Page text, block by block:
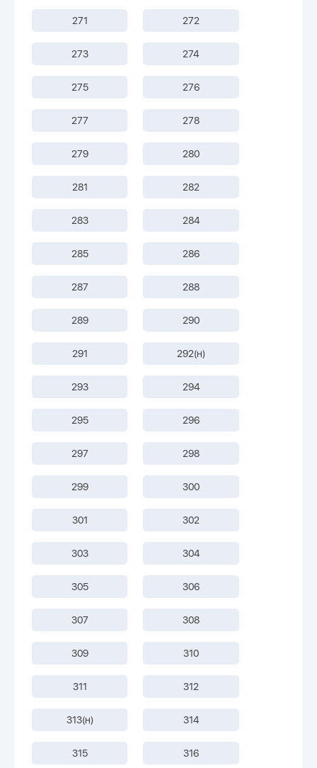
271 272
273 274
275 276
277 278
279 280
281 282
283 284
285 286
287 288
289 290
291 292(н)
293 294
295 296
297 298
299 300
301 302
303 304
305 306
307 308
309 310
311 312
313(н) 314
315 316